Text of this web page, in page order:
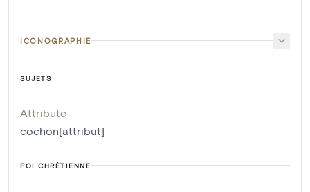
ICONOGRAPHIE
SUJETS
Attribute
cochon[attribut]
FOI CHRÉTIENNE